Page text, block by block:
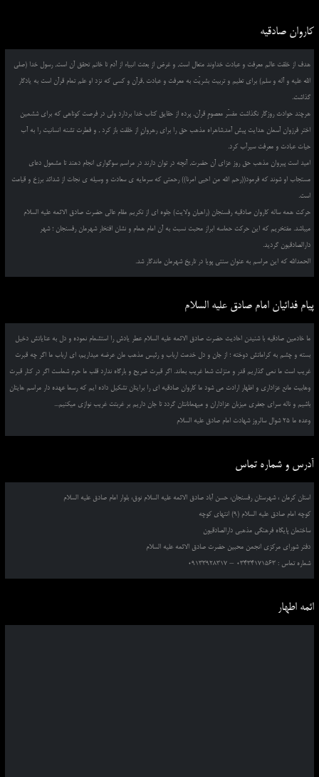
کاروان صادقیه
هدف از خلقت عالم معرفت و عبادت خداوند متعال است, و غرض از بعثت انبیاء از آدم تا خاتم تحقق آن است, رسول خدا (صلی
الله علیه و آله و سلم) برای تعلیم و تربیت بشریّت به معرفت و عبادت ,قرآن و کسی که نزد او علم تمام قرآن است به یادگار
گذاشت.
هرچند حوادث روزگار نگذاشت مفسّر معصومِ قرآن, پرده از حقایق کتاب خدا بردارد ولی در فرصت کوتاهی که برای ششمین
اختر فرزوان آسمان هدایت پیش آمد,شاهراه مذهب حق را برای رهروانِ از خلقت باز کرد , و فطرت تشنه انسانیت را به آب
حیات عبادت و معرفت سیرآب کرد.
امید است پیروان مذهب حق روز عزای آن حضرت, آنچه در توان دارند در مراسم سوگواری انجام دهند تا مشمول دعای
مستجاب او شوند که فرمود((رحم الله من احیی امرنا)) رحمتی که سرمایه ی سعادت و وسیله ی نجات از شدائد برزخ و قیامت
است.
حرکت همه ساله کاروان صادقیه رفسنجان (راهیان ولایت) جلوه ای از تکریم مقام عالی حضرت صادق الائمه علیه السلام
میباشد. مفتخریم که این حرکت حماسه ابراز محبت نسبت به آن امام همام و نشان افتخار شهرمان رفسنجان ؛ شهر
دارالصادقیون گردید.
الحمدالله که این مراسم به عنوان سنتی پویا در تاریخ شهرمان ماندگار شد.
پیام فدائیان امام صادق علیه السلام
ما خادمین صادقیه با شنیدن احادیث حضرت صادق الائمه علیه السلام عطر یادش را استشمام نموده و دل به عنایاتش دخیل
بسته و چشم به کراماتش دوخته ؛ از جان و دل خدمت ارباب و رئیس مذهب مان عرضه میداریم، ای ارباب ما اگر چه قبرت
غریب است ما نمی گذاریم قدر و منزلت شما غریب بماند. اگر قبرت ضریح و بارگاه ندارد قلب ما حرم شماست اگر در کنار قبرت
وهابیت مانع عزاداری و اظهار ارادت می شود ما کاروان صادقیه ای را برایتان تشکیل داده ایم که رسما عهده دار مراسم هایتان
باشیم و ناله سرای جعفری میزبان عزاداران و میهمانانتان گردد تا جان داریم بر غربتت غریب نوازی میکنیم...
وعده ما 25 شوال سالروز شهادت امام صادق علیه السلام
آدرس و شماره تماس
استان کرمان ، شهرستان رفسنجان، حسن آباد صادق الائمه علیه السلام نوق، بلوار امام صادق علیه السلام
کوچه امام صادق علیه السلام (9) انتهای کوچه
ساختمان پایگاه فرهنگی مذهبی دارالصادقیون
دفتر شورای مرکزی انجمن محبین حضرت صادق الائمه علیه السلام
شماره تماس : 03434171563 – 09133928317
ائمه اطهار